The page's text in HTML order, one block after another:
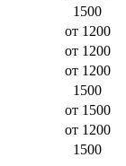
1500
от 1200
от 1200
от 1200
1500
от 1500
от 1200
1500